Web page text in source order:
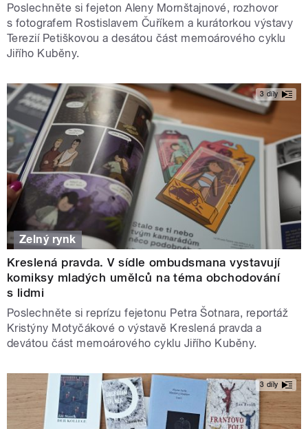
Poslechněte si fejeton Aleny Mornštajnové, rozhovor
s fotografem Rostislavem Čuříkem a kurátorkou výstavy
Terezií Petiškovou a desátou část memoárového cyklu
Jiřího Kuběny.
3 díly
Zelný rynk
Kreslená pravda. V sídle ombudsmana vystavují
komiksy mladých umělců na téma obchodování
s lidmi
Poslechněte si reprízu fejetonu Petra Šotnara, reportáž
Kristýny Motyčákové o výstavě Kreslená pravda a
devátou část memoárového cyklu Jiřího Kuběny.
3 díly